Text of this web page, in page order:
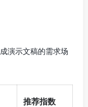
演示文稿的需求场
推荐指数